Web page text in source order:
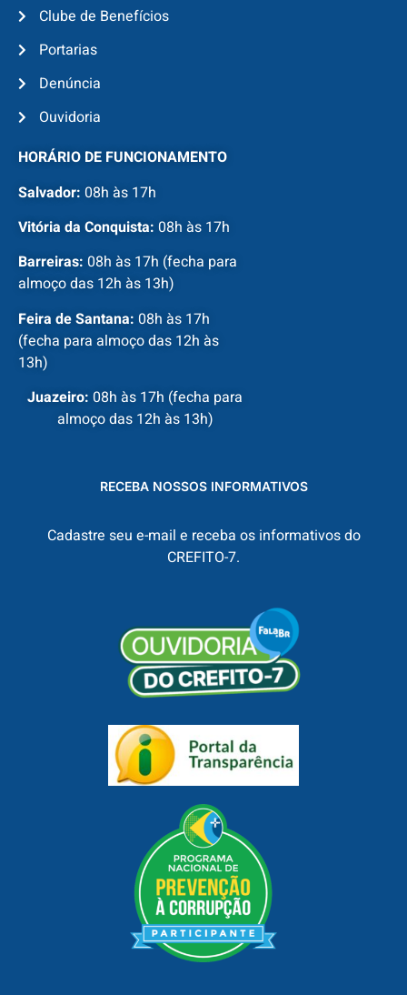
Clube de Benefícios
Portarias
Denúncia
Ouvidoria
HORÁRIO DE FUNCIONAMENTO
Salvador: 08h às 17h
Vitória da Conquista: 08h às 17h
Barreiras: 08h às 17h (fecha para
almoço das 12h às 13h)
Feira de Santana: 08h às 17h
(fecha para almoço das 12h às
13h)
Juazeiro: 08h às 17h (fecha para
almoço das 12h às 13h)
RECEBA NOSSOS INFORMATIVOS
Cadastre seu e-mail e receba os informativos do
CREFITO-7.